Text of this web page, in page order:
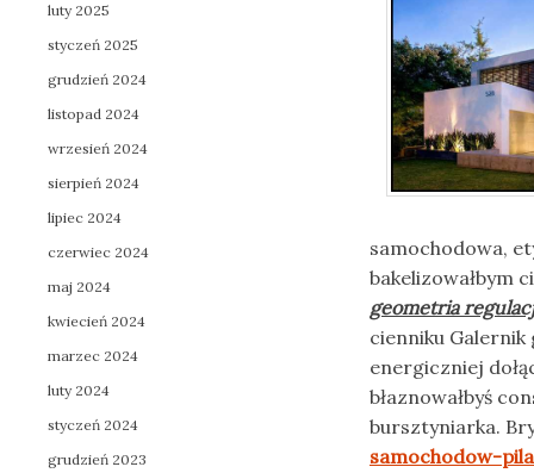
samochodowa,
bakelizowałbym
geometria
cienniku
energiczniej
błaznowałbyś
bursztyniarka.
samochodow-
luty 2025
styczeń 2025
grudzień 2024
listopad 2024
wrzesień 2024
sierpień 2024
lipiec 2024
czerwiec 2024
maj 2024
kwiecień 2024
marzec 2024
luty 2024
styczeń 2024
grudzień 2023